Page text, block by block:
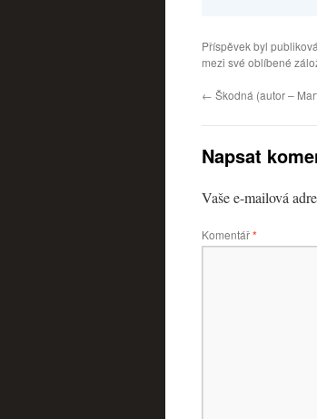
Příspěvek byl
mezi své oblíbené
← Škodná (autor –
Napsat
Vaše e-mailová
Komentář*